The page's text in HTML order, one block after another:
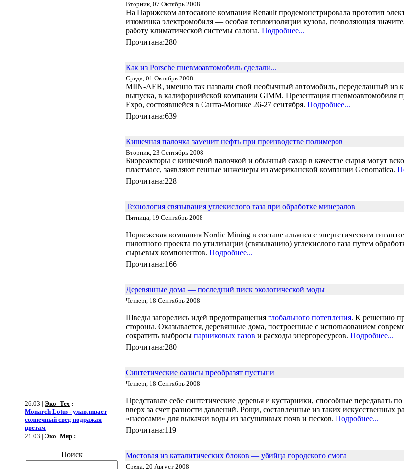
Monarch Lotus - улавливает
солнечный свет, подражая
цветам
21.03 |Эко_Мир:
Огромная ветряная ферма
отказаться от импорта энергии
19.03 |Эко_Мир:
Поиск
Вторник, 07 Октябрь 2008
На Парижском автосалоне компания Renault продемонстрировала прототип
изюминка электромобиля — особая теплоизоляции кузова, позволяющая
работу климатической системы салона. Подробнее...
Прочитана:280
Как из Porsche пневмоавтомобиль сделали...
Среда, 01 Октябрь 2008
MIIN-AER, именно так назвали свой необычный автомобиль, переделанный из
выпуска, в калифорнийской компании GIMM. Презентация пневмоавтомобиля
Expo, состоявшейся в Санта-Монике 26-27 сентября. Подробнее...
Прочитана:639
Кишечная палочка заменит нефть при производстве полимеров
Вторник, 23 Сентябрь 2008
Биореакторы с кишечной палочкой и обычный сахар в качестве сырья могут
пластмасс, заявляют генные инженеры из американской компании Genomatica.
Прочитана:228
Технология связывания углекислого газа при обработке минералов
Пятница, 19 Сентябрь 2008
Норвежская компания Nordic Mining в составе альянса с энергетическим
пилотного проекта по утилизации (связыванию) углекислого газа путем
сырьевых компонентов. Подробнее...
Прочитана:166
Деревянные дома — последний писк экологической моды
Четверг, 18 Сентябрь 2008
Шведы загорелись идей предотвращения глобального потепления. К решению
стороны. Оказывается, деревянные дома, построенные с использованием
сократить выбросы парниковых газов и расходы энергоресурсов. Подробнее...
Прочитана:280
Синтетические оазисы преобразят пустыни
Четверг, 18 Сентябрь 2008
Представьте себе синтетические деревья и кустарники, способные передавать
вверх за счет разности давлений. Рощи, составленные из таких искусственных
«насосами» для выкачки воды из засушливых почв и песков. Подробнее...
Прочитана:119
Мостовая из каталитических блоков — убийца городского смога
Среда, 20 Август 2008